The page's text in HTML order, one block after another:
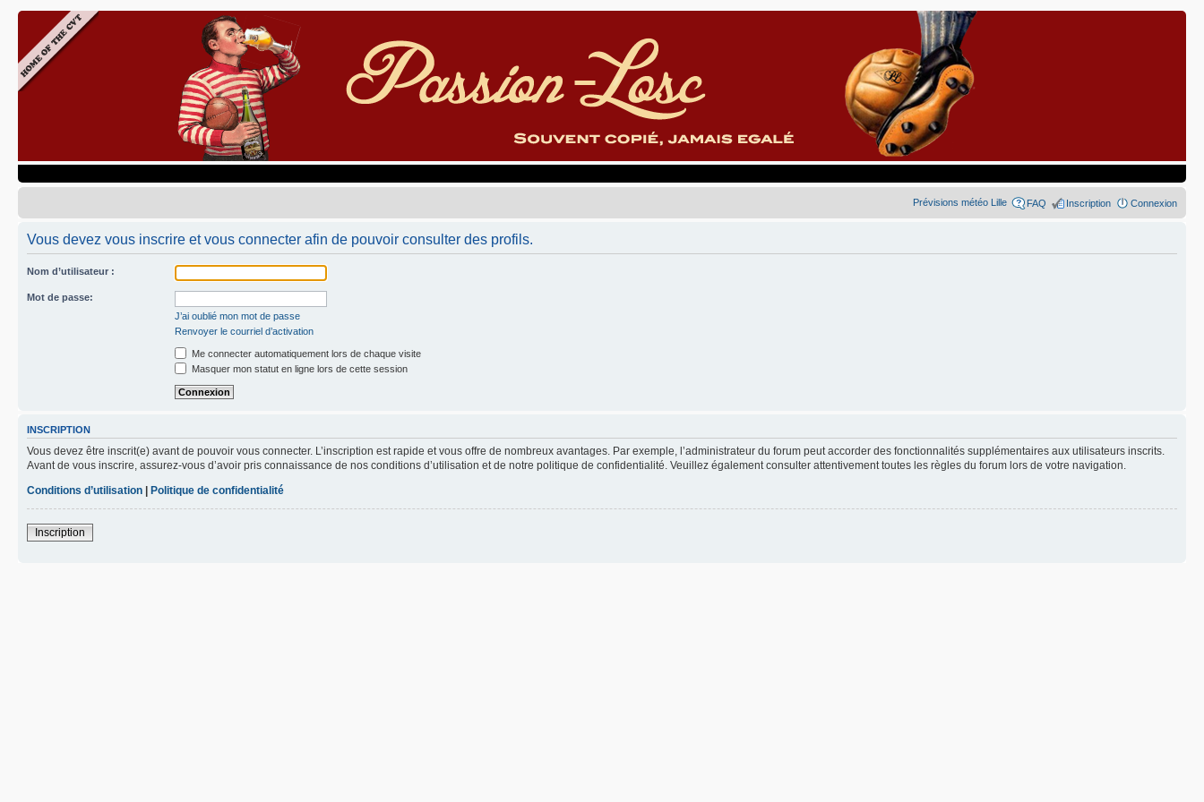
Prévisions météo Lille FAQ Inscription Connexion
Vous devez vous inscrire et vous connecter afin de pouvoir consulter des profils.
Nom d’utilisateur :
Mot de passe:
J’ai oublié mon mot de passe
Renvoyer le courriel d’activation
Me connecter automatiquement lors de chaque visite
Masquer mon statut en ligne lors de cette session
INSCRIPTION
Vous devez être inscrit(e) avant de pouvoir vous connecter. L’inscription est rapide et vous offre de nombreux avantages. Par exemple, l’administrateur du forum peut accorder des fonctionnalités supplémentaires aux utilisateurs inscrits.
Avant de vous inscrire, assurez-vous d’avoir pris connaissance de nos conditions d’utilisation et de notre politique de confidentialité. Veuillez également consulter attentivement toutes les règles du forum lors de votre navigation.
Conditions d’utilisation | Politique de confidentialité
Inscription